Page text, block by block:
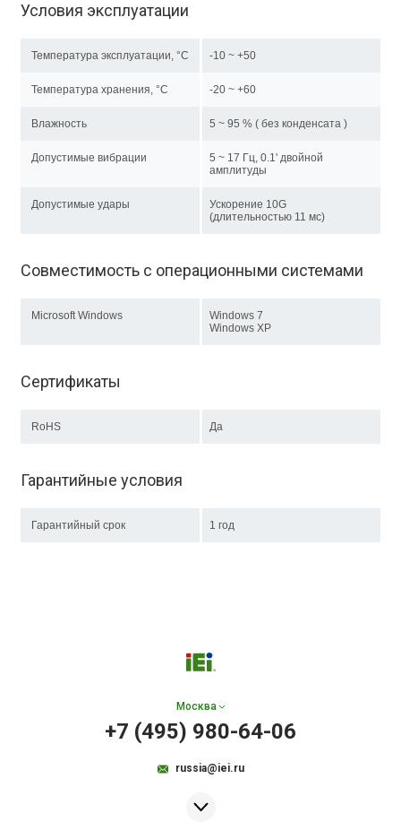
Условия эксплуатации
Температура эксплуатации, °C -10 ~ +50
Температура хранения, °C -20 ~ +60
Влажность 5 ~ 95 % ( без конденсата )
Допустимые вибрации
5 ~ 17 Гц, 0.1' двойной
амплитуды
Допустимые удары
Ускорение 10G
(длительностью 11 мс)
Совместимость с операционными системами
Microsoft Windows
Windows 7
Windows XP
Сертификаты
RoHS Да
Гарантийные условия
Гарантийный срок 1 год
Москва
+7 (495) 980-64-06
russia@iei.ru